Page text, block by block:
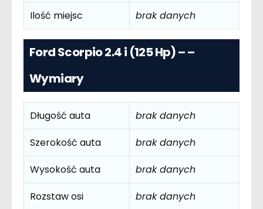
Ilość miejsc
brak danych
Ford Scorpio 2.4 i (125 Hp) – –
Wymiary
Długość auta
brak danych
Szerokość auta
brak danych
Wysokość auta
brak danych
Rozstaw osi
brak danych